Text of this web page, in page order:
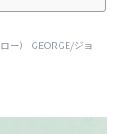
ー） GEORGE/ジョ